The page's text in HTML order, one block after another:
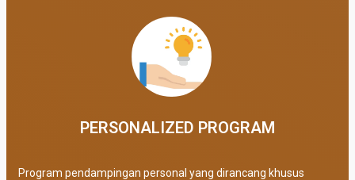
PERSONALIZED PROGRAM​
Program pendampingan personal yang dirancang khusus